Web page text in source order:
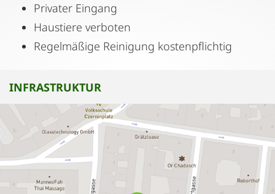
Privater Eingang
Haustiere verboten
Regelmäßige Reinigung kostenpflichtig
INFRASTRUKTUR